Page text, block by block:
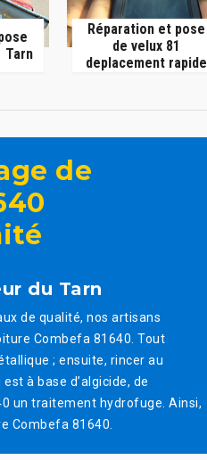
Tarn
Réparation et pose
de velux 81
deplacement rapide
de
du Tarn
de qualité, nos artisans
Combefa 81640. Tout
; ensuite, rincer au
à base d’algicide, de
un traitement hydrofuge. Ainsi,
Combefa 81640.